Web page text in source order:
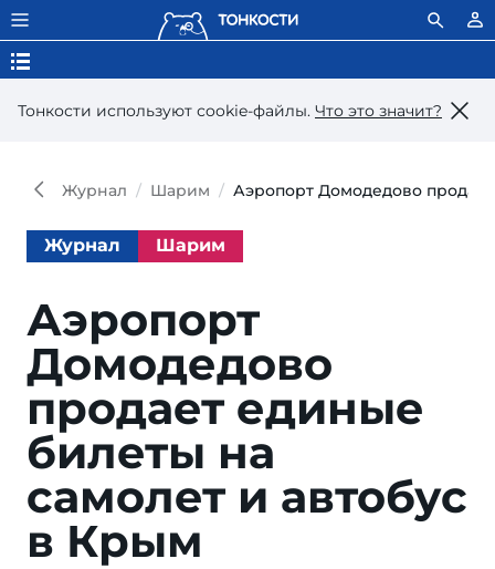
Тонкости используют сookie-файлы. Что это значит?
Журнал Шарим Аэропорт Домодедово
Журнал Шарим
Аэропорт
Домодедово
продает единые
билеты на
самолет и автобус
в Крым